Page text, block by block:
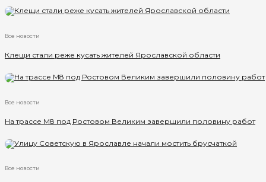
Все новости
Клещи стали реже кусать жителей Ярославской области
Все новости
На трассе М8 под Ростовом Великим завершили половину работ
Все новости